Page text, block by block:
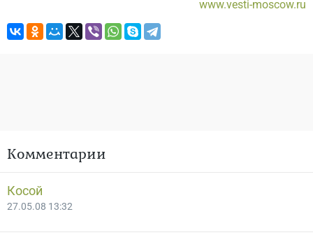
www.vesti-moscow.ru
Комментарии
Косой
27.05.08 13:32